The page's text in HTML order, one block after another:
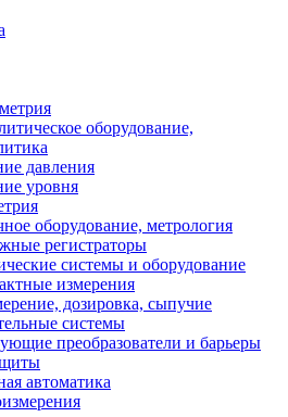
оборудование,
давления
уровня
оборудование, метрология
регистраторы
системы и оборудование
измерения
дозировка, сыпучие
системы
преобразователи и барьеры
автоматика